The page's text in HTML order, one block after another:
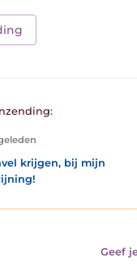
krijgen, bij mijn
Geef